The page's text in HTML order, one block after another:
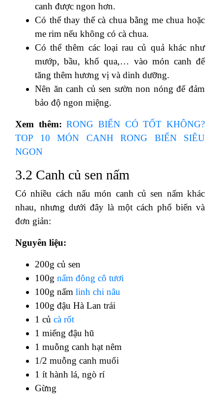
canh được ngon hơn.
Có thể thay thế cà chua bằng me chua hoặc
me rim nếu không có cà chua.
Có thể thêm các loại rau củ quả khác như
mướp, bầu, khổ qua,… vào món canh để
tăng thêm hương vị và dinh dưỡng.
Nên ăn canh củ sen sườn non nóng để đảm
bảo độ ngon miệng.
Xem thêm:RONG BIỂN CÓ TỐT KHÔNG?
TOP 10 MÓN CANH RONG BIỂN SIÊU
NGON
3.2 Canh củ sen nấm
Có nhiều cách nấu món canh củ sen nấm khác
nhau, nhưng dưới đây là một cách phổ biến và
đơn giản:
Nguyên liệu:
200g củ sen
100g nấm đông cô tươi
100g nấm linh chi nâu
100g đậu Hà Lan trái
1 củ cà rốt
1 miếng đậu hũ
1 muỗng canh hạt nêm
1/2 muỗng canh muối
1 ít hành lá, ngò rí
Gừng